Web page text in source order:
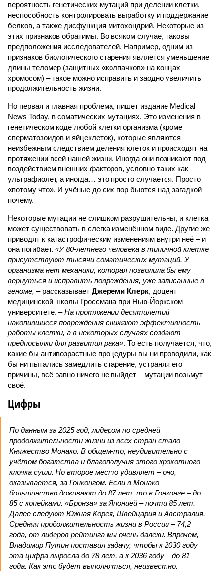
вероятность генетических мутаций при делении клетки,
неспособность контролировать выработку и поддержание
белков, а также дисфункция митохондрий. Некоторые из
этих признаков обратимы. Во всяком случае, таковы
предположения исследователей. Например, одним из
признаков биологического старения является уменьшение
длины теломер (защитных «колпачков» на концах
хромосом) – такое можно исправить и заодно увеличить
продолжительность жизни.
Но первая и главная проблема, пишет издание Medical
News Today, в соматических мутациях. Это изменения в
генетическом коде любой клетки организма (кроме
сперматозоидов и яйцеклеток), которые являются
неизбежным следствием деления клеток и происходят на
протяжении всей нашей жизни. Иногда они возникают под
воздействием внешних факторов, условно таких как
ультрафиолет, а иногда… это просто случается. Просто
«потому что». И учёные до сих пор бьются над загадкой
почему.
Некоторые мутации не слишком разрушительны, и клетка
может существовать в слегка изменённом виде. Другие же
приводят к катастрофическим изменениям внутри неё – и
она погибает. «У 80-летнего человека в типичной клетке
присутствуют тысячи соматических мутаций. У
организма нет механики, которая позволила бы ему
вернуться и исправить повреждения, уже записанные в
геноме, – рассказывает Джереми Клерк, доцент
медицинской школы Гроссмана при Нью-Йоркском
университете. – На протяжении десятилетий
накопившиеся повреждения снижают эффективность
работы клетки, а в некоторых случаях создают
предпосылки для развития рака». То есть получается, что,
какие бы антивозрастные процедуры вы ни проводили, как
бы ни пытались замедлить старение, устраняя его
причины, всё равно ничего не выйдет – мутации возьмут
своё.
Цифры
По данным за 2025 год, лидером по средней
продолжительности жизни из всех стран стало
Княжество Монако. В общем-то, неудивительно с
учётом богатства и благополучия этого крохотного
клочка суши. Но второе место удивляет – оно,
оказывается, за Гонконгом. Если в Монако
большинство доживают до 87 лет, то в Гонконге – до
85 с копейками. «Бронза» за Японией – почти 85 лет.
Далее следуют Южная Корея, Швейцария и Австралия.
Средняя продолжительность жизни в России – 74,2
года, от лидеров рейтинга мы очень далеки. Впрочем,
Владимир Путин поставил задачу, чтобы к 2030 году
эта цифра выросла до 78 лет, а к 2036 году – до 81
года. Как это будет выполняться, неизвестно.